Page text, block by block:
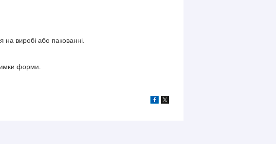
виробі або пакованні.
форми.